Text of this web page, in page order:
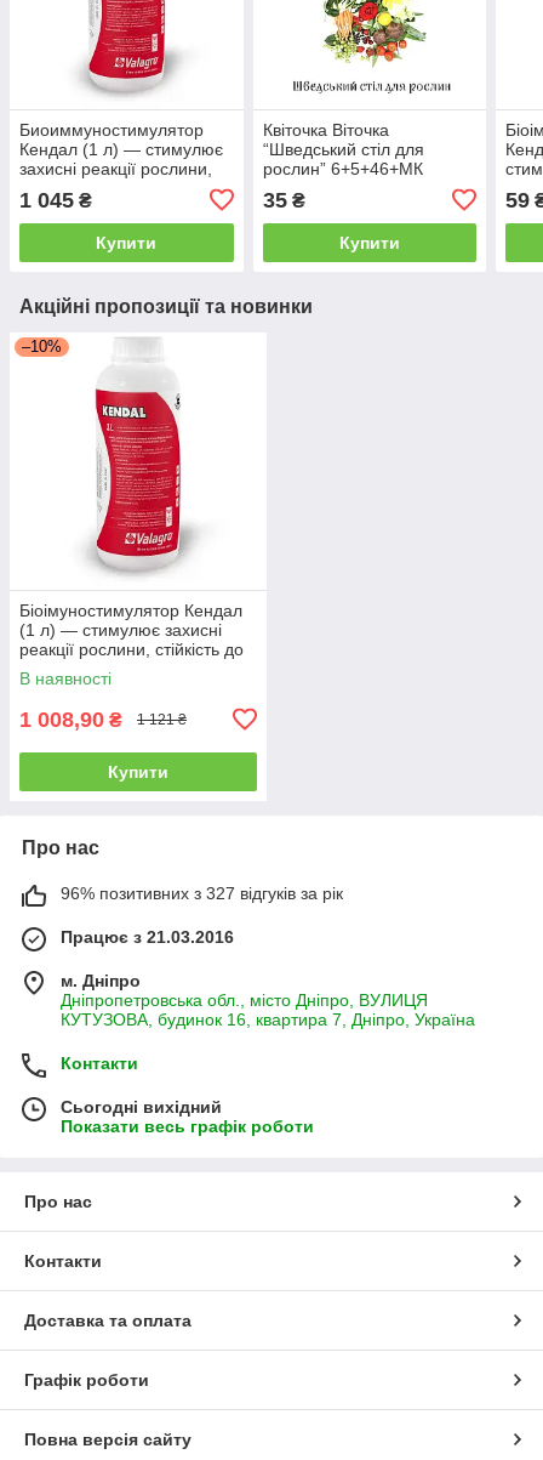
Биоиммуностимулятор
Кендал (1 л) — стимулює
захисні реакції рослини,
хвороб
1 045 ₴
Купити
Квіточка Віточка
“Шведський стіл для
рослин” 6+5+46+МК
35₴
Купити
59
Акційні пропозиції та новинки
–10%
Біоімуностимулятор Кендал
(1 л) — стимулює захисні
реакції рослини, стійкість до
стресів і хвороб
В наявності
1 008,90 ₴ 1 121 ₴
Купити
Про нас
96% позитивних з 327 відгуків за рік
Працює з 21.03.2016
м. Дніпро
Дніпропетровська обл., місто Дніпро, ВУЛИЦЯ
КУТУЗОВА, будинок 16, квартира 7, Дніпро, Україна
Контакти
Сьогодні вихідний
Показати весь графік роботи
Про нас
Контакти
Доставка та оплата
Графік роботи
Повна версія сайту